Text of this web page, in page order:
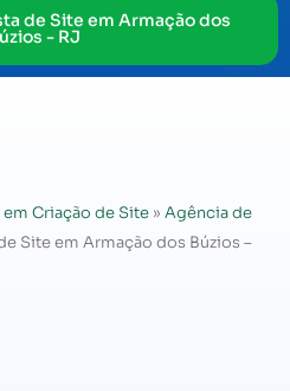
de Site em Armação dos
- RJ
Criação de Site » Agência de
Site em Armação dos Búzios –